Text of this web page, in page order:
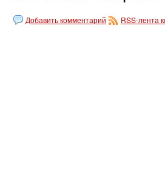
Добавить комментарий RSS-лента